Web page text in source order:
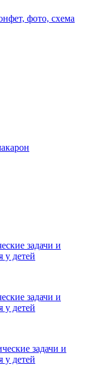
фото, схема
задачи и
у детей
задачи и
у детей
задачи и
у детей